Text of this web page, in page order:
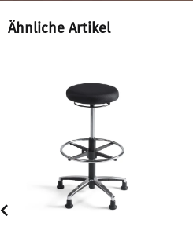
Ähnliche Artikel